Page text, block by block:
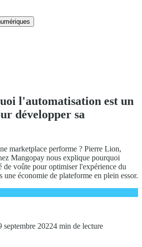
l'automatisation est un
développer sa
marketplace performe ? Pierre Lion,
Mangopay nous explique pourquoi
de voûte pour optimiser l'expérience du
une économie de plateforme en plein essor.
septembre 20224 min de lecture